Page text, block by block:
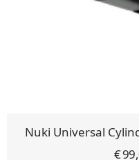
Nuki Universal
€